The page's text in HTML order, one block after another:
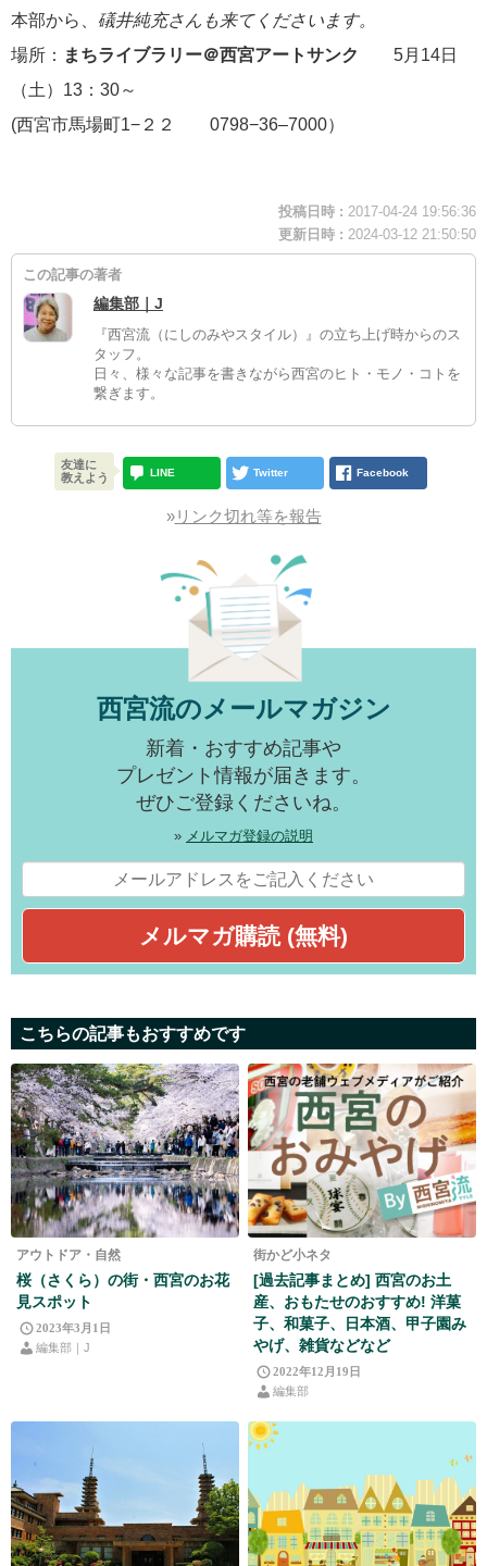
本部から、 礒井純充さんも来てくださいます。
場所： まちライブラリー＠西宮アートサンク
5月14日
（土）13：30～
(西宮市馬場町1−２２ 0798−36–7000）
投稿日時 : 2017-04-24 19:56:36
更新日時 : 2024-03-12 21:50:50
この記事の著者
編集部｜J
『西宮流（にしのみやスタイル）』の立ち上げ時からのス
タッフ。
日々、様々な記事を書きながら西宮のヒト・モノ・コトを
繋ぎます。
友達に
教えよう
LINE Twitter Facebook
»リンク切れ等を報告
西宮流のメールマガジン
新着・おすすめ記事や
プレゼント情報が届きます。
ぜひご登録くださいね。
» メルマガ登録の説明
こちらの記事もおすすめです
アウトドア・自然
桜（さくら）の街・西宮のお花
見スポット
2023年3月1日
編集部｜J
街かど小ネタ
[過去記事まとめ] 西宮のお土
産、おもたせのおすすめ! 洋菓
子、和菓子、日本酒、甲子園み
やげ、雑貨などなど
2022年12月19日
編集部